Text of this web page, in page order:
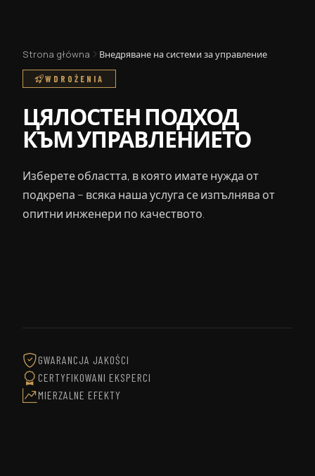
Strona główna Внедряване на системи за управление
WDROŻENIA
ЦЯЛОСТЕН ПОДХОД
КЪМ УПРАВЛЕНИЕТО
Изберете областта, в която имате нужда от
подкрепа – всяка наша услуга се изпълнява от
опитни инженери по качеството.
GWARANCJA JAKOŚCI
CERTYFIKOWANI EKSPERCI
MIERZALNE EFEKTY